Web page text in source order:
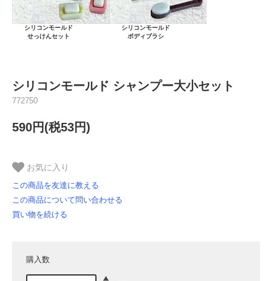
シリコンモールド
せっけんセット
シリコンモールド
ボディブラシ
シリコンモールド シャンプー大小セット
772750
590円(税53円)
お気に入り
この商品を友達に教える
この商品について問い合わせる
買い物を続ける
購入数